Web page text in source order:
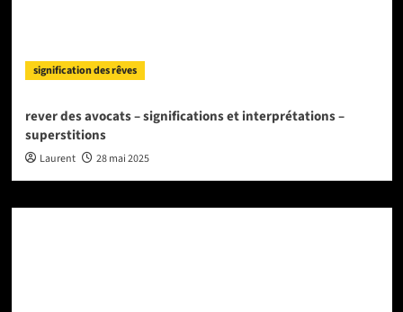
signification des rêves
rever des avocats – significations et interprétations –
superstitions
Laurent 28 mai 2025